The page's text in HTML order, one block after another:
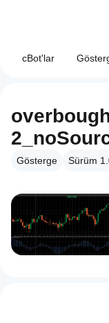
cBot'lar
Gösterge Sürüm